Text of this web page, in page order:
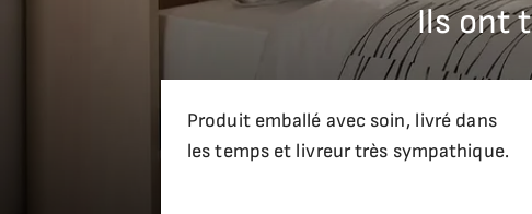
Ils ont
Produit emballé avec soin, livré dans
les temps et livreur très sympathique.